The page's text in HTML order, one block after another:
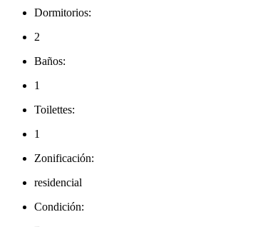
Dormitorios:
2
Baños:
1
Toilettes:
1
Zonificación:
residencial
Condición: